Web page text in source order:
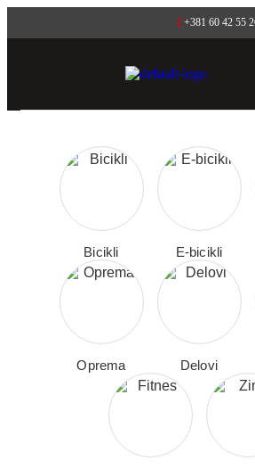
+381 60 42 55
Bicikli E-bicikli
Oprema Delovi